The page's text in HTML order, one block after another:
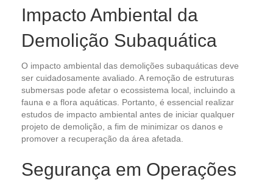
Impacto Ambiental da
Demolição Subaquática
O impacto ambiental das demolições subaquáticas deve
ser cuidadosamente avaliado. A remoção de estruturas
submersas pode afetar o ecossistema local, incluindo a
fauna e a flora aquáticas. Portanto, é essencial realizar
estudos de impacto ambiental antes de iniciar qualquer
projeto de demolição, a fim de minimizar os danos e
promover a recuperação da área afetada.
Segurança em Operações